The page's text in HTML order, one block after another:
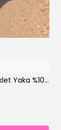
(2-8 Yaş) Zebra Baskılı Bisiklet Yaka %100 Pamuklu Şortlu Takım